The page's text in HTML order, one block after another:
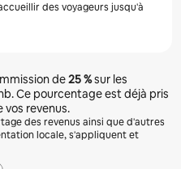
des voyageurs jusqu'à
de25 %sur les
Ce pourcentage est déjà pris
revenus.
des revenus ainsi que d'autres
locale, s'appliquent et